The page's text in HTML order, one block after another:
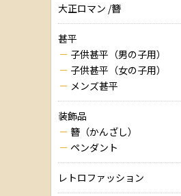
大正ロマン /簪
甚平
子供甚平（男の子用）
子供甚平（女の子用）
メンズ甚平
装飾品
簪（かんざし）
ペンダント
レトロファッション